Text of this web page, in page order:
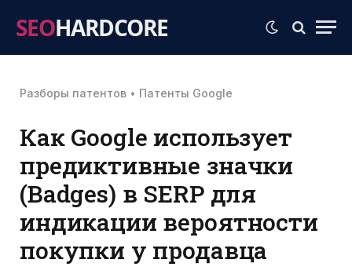
SEOHARDCORE
Разборы патентов • Патенты Google
Как Google использует
предиктивные значки
(Badges) в SERP для
индикации вероятности
покупки у продавца